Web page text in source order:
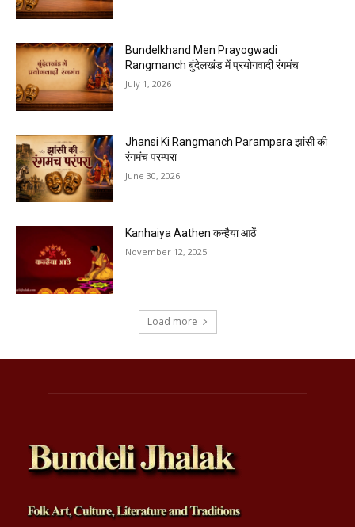
Bundelkhand Men Prayogwadi
Rangmanch बुंदेलखंड में प्रयोगवादी रंगमंच
July 1, 2026
Jhansi Ki Rangmanch Parampara झांसी की
रंगमंच परम्परा
June 30, 2026
Kanhaiya Aathen कन्हैया आठें
November 12, 2025
Load more